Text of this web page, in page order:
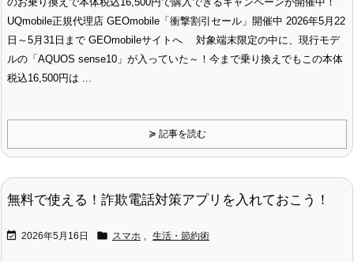
UQmobile正規代理店 GEOmobile「衝撃割引セール」開催中 2026年5月22
日～5月31日まで GEOmobileサイトへ 対象端末限定の中に、現行モデ
ルの「AQUOS sense10」が入っていた～！今まで乗り換えでもこの本体
税込16,500円は ...
≽ 記事を読む
無料で使える！詐欺電話対策アプリを入れておこう！
 2026年5月16日  スマホ 生活・節約術